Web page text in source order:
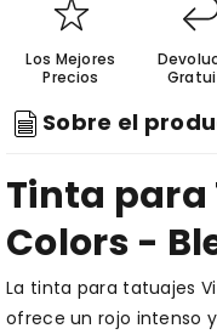
Bleeding
Red
1
oz
Red
1
Los Mejores
Precios
Sobre el
Tinta para
Colors -
La tinta para tatuajes
ofrece un rojo intenso